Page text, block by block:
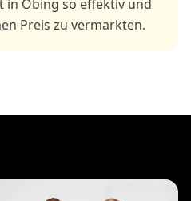
Obing so effektiv und
Preis zu vermarkten.